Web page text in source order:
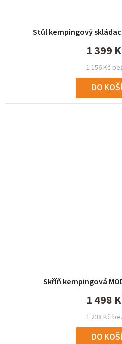
Stůl kempingový
1 156 Kč
1 399
DO
Skříň kempingová
1 238 Kč
1 498
DO